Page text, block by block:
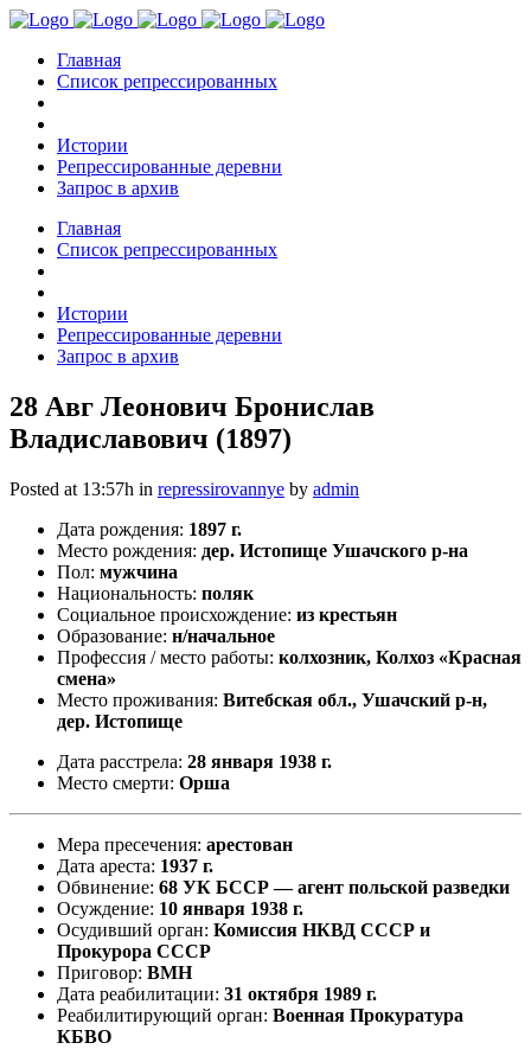
Главная
Список репрессированных
Истории
Репрессированные деревни
Запрос в архив
Главная
Список репрессированных
Истории
Репрессированные деревни
Запрос в архив
28 Авг Леонович Бронислав
Владиславович (1897)
Posted at 13:57h in repressirovannye by admin
Дата рождения: 1897 г.
Место рождения: дер. Истопище Ушачского р-на
Пол: мужчина
Национальность: поляк
Социальное происхождение: из крестьян
Образование: н/начальное
Профессия / место работы: колхозник, Колхоз «Красная
смена»
Место проживания: Витебская обл., Ушачский р-н,
дер. Истопище
Дата расстрела: 28 января 1938 г.
Место смерти: Орша
Мера пресечения: арестован
Дата ареста: 1937 г.
Обвинение: 68 УК БССР — агент польской разведки
Осуждение: 10 января 1938 г.
Осудивший орган: Комиссия НКВД СССР и
Прокурора СССР
Приговор: ВМН
Дата реабилитации: 31 октября 1989 г.
Реабилитирующий орган: Военная Прокуратура
КБВО